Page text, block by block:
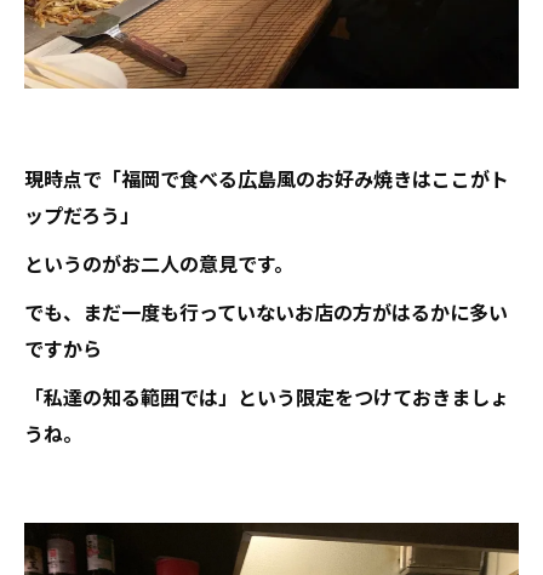
現時点で「福岡で食べる広島風のお好み焼きはここがト
ップだろう」
というのがお二人の意見です。
でも、まだ一度も行っていないお店の方がはるかに多い
ですから
「私達の知る範囲では」という限定をつけておきましょ
うね。